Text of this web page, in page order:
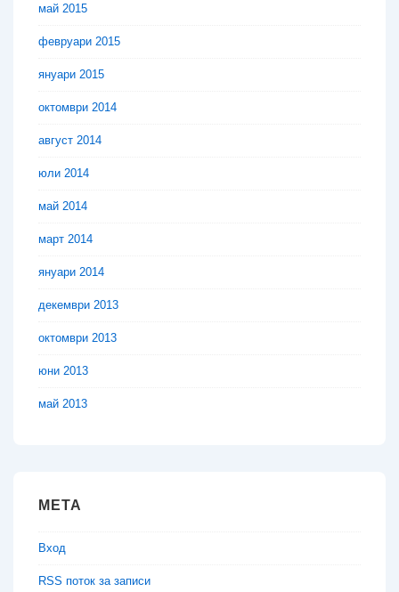
май 2015
февруари 2015
януари 2015
октомври 2014
август 2014
юли 2014
май 2014
март 2014
януари 2014
декември 2013
октомври 2013
юни 2013
май 2013
МЕТА
Вход
RSS поток за записи